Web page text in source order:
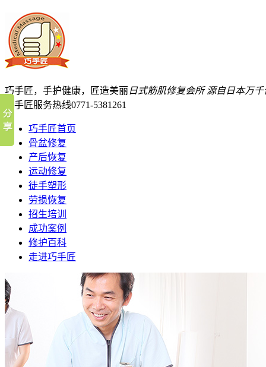
巧手匠，手护健康，匠造美丽 日式筋肌修复会所源自日本万千
巧手匠服务热线0771-5381261
巧手匠首页
骨盆修复
产后恢复
运动修复
徒手塑形
劳损恢复
招生培训
成功案例
修护百科
走进巧手匠